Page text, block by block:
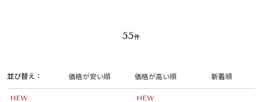
並び替え 価格が安い順 価格が高い順 新着順
55
NEW NEW